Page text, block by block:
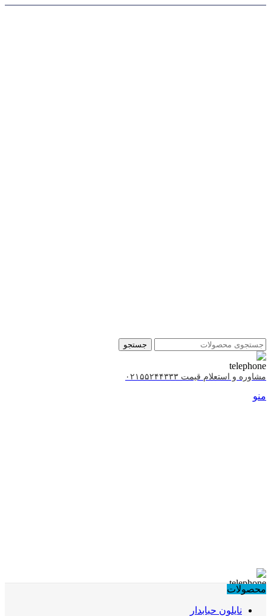
جستجو
مشاوره و استعلام قیمت ۰۲۱۵۵۲۴۴۳۳۳
منو
محصولات
نایلون حبابدار